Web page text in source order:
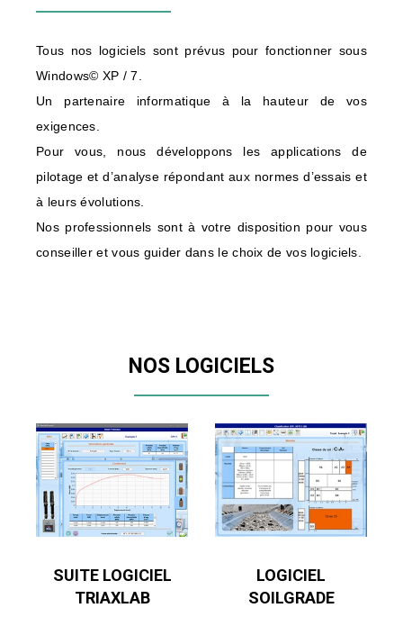
Tous nos logiciels sont prévus pour fonctionner sous
Windows© XP / 7.
Un partenaire informatique à la hauteur de vos
exigences.
Pour vous, nous développons les applications de
pilotage et d’analyse répondant aux normes d’essais et
à leurs évolutions.
Nos professionnels sont à votre disposition pour vous
conseiller et vous guider dans le choix de vos logiciels.
NOS LOGICIELS
SUITE LOGICIEL
TRIAXLAB
LOGICIEL
SOILGRADE